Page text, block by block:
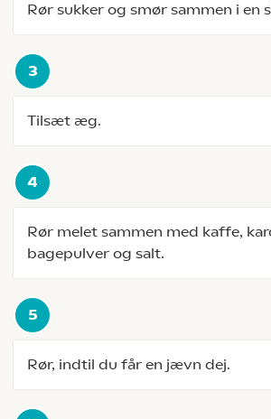
Rør sukker og smør sammen i en
Tilsæt æg.
Rør melet sammen med kaffe,
bagepulver og salt.
Rør, indtil du får en jævn dej.